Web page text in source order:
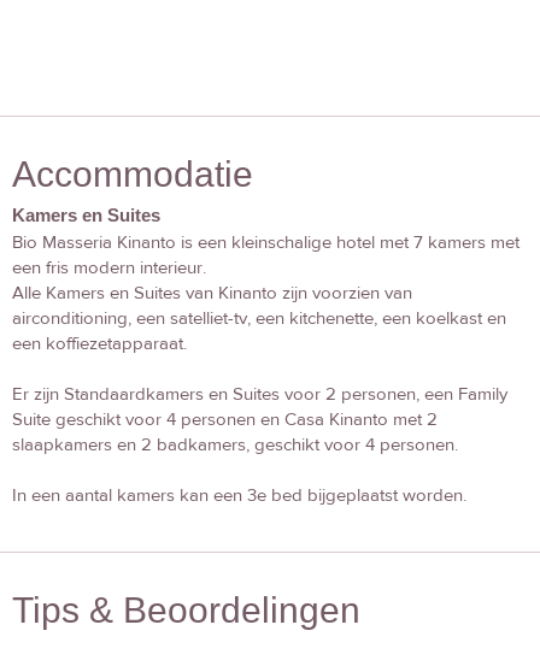
Accommodatie
Kamers en Suites
Bio Masseria Kinanto is een kleinschalige hotel met 7 kamers met
een fris modern interieur.
Alle Kamers en Suites van Kinanto zijn voorzien van
airconditioning, een satelliet-tv, een kitchenette, een koelkast en
een koffiezetapparaat.
Er zijn Standaardkamers en Suites voor 2 personen, een Family
Suite geschikt voor 4 personen en Casa Kinanto met 2
slaapkamers en 2 badkamers, geschikt voor 4 personen.
In een aantal kamers kan een 3e bed bijgeplaatst worden.
Tips & Beoordelingen